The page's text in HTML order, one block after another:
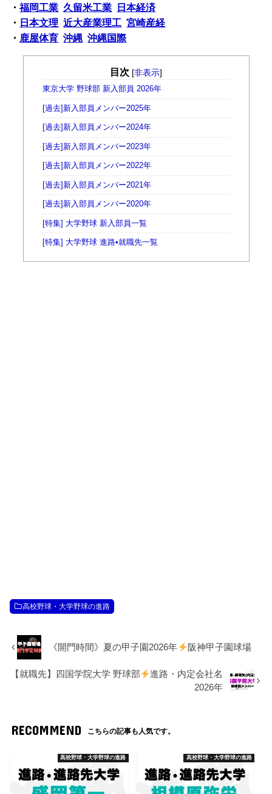
・福岡工業 久留米工業
日本経済
・ 日本文理 近大産業理工 宮崎産経
・ 鹿屋体育 沖縄 沖縄国際
目次 [非表示]
東京大学 野球部 新入部員 2026年
[過去]新入部員メンバー2025年
[過去]新入部員メンバー2024年
[過去]新入部員メンバー2023年
[過去]新入部員メンバー2022年
[過去]新入部員メンバー2021年
[過去]新入部員メンバー2020年
[特集] 大学野球 新入部員一覧
[特集] 大学野球 進路•就職先一覧
高校野球・大学野球の進路
《開門時間》夏の甲子園2026年 阪神甲子園球場
【就職先】四国学院大学 野球部
進路・内定会社名
2026年
RECOMMEND こちらの記事も人気です。
高校野球・大学野球の進路 高校野球・大学野球の進路